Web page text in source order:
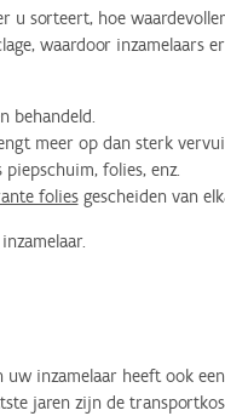
u sorteert, hoe
waardoor inzamelaars
behandeld.
meer op dan sterk
piepschuim, folies, enz.
foliesgescheiden van
inzamelaar heeft ook
jaren zijn de